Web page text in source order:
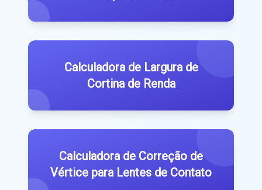
Calculadora de Largura de
Cortina de Renda
Calculadora de Correção de
Vértice para Lentes de Contato